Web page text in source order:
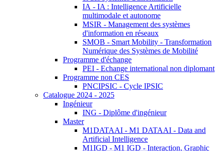
IA - IA : Intelligence Artificielle
multimodale et autonome
MSIR - Management des systèmes
d'information en réseaux
SMOB - Smart Mobility - Transformation
Numérique des Systèmes de Mobilité
Programme d'échange
PEI - Echange international non diplomant
Programme non CES
PNCIPSIC - Cycle IPSIC
Catalogue 2024 - 2025
Ingénieur
ING - Diplôme d'ingénieur
Master
M1DATAAI - M1 DATAAI - Data and
Artificial Intelligence
M1IGD - M1 IGD - Interaction, Graphic